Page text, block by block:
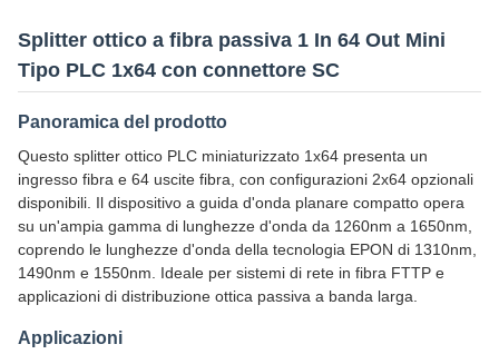
Splitter ottico a fibra passiva 1 In 64 Out Mini
Tipo PLC 1x64 con connettore SC
Panoramica del prodotto
Questo splitter ottico PLC miniaturizzato 1x64 presenta un
ingresso fibra e 64 uscite fibra, con configurazioni 2x64 opzionali
disponibili. Il dispositivo a guida d'onda planare compatto opera
su un'ampia gamma di lunghezze d'onda da 1260nm a 1650nm,
coprendo le lunghezze d'onda della tecnologia EPON di 1310nm,
1490nm e 1550nm. Ideale per sistemi di rete in fibra FTTP e
applicazioni di distribuzione ottica passiva a banda larga.
Applicazioni